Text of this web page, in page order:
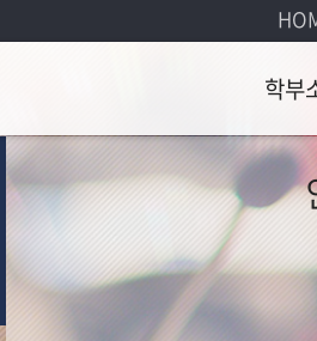
학부
인사말
교수소
전공소개